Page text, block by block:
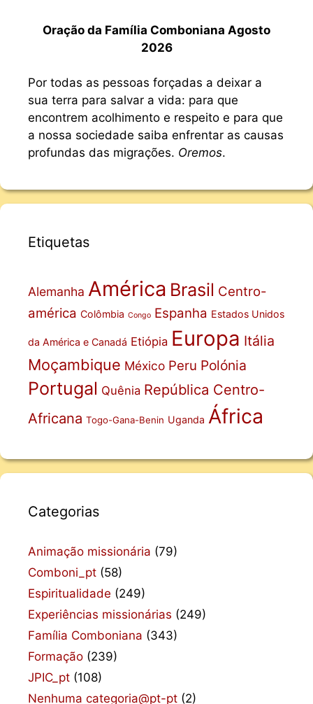
Oração da Família Comboniana Agosto
2026
Por todas as pessoas forçadas a deixar a
sua terra para salvar a vida: para que
encontrem acolhimento e respeito e para que
a nossa sociedade saiba enfrentar as causas
profundas das migrações. Oremos.
Etiquetas
Alemanha América Brasil Centro-
américa Colômbia Congo Espanha Estados Unidos
da América e Canadá Etiópia Europa Itália
Moçambique México Peru Polónia
Portugal Quênia República Centro-
Africana Togo-Gana-Benin Uganda África
Categorias
Animação missionária (79)
Comboni_pt (58)
Espiritualidade (249)
Experiências missionárias (249)
Família Comboniana (343)
Formação (239)
JPIC_pt (108)
Nenhuma categoria@pt-pt (2)